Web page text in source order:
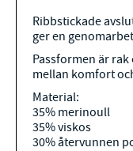
Ribbstickade
ger en
Passformen är
mellan komfort
Material:
35% merinoull
35% viskos
30% återvunnen